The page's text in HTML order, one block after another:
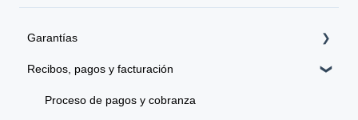
Garantías
Tipos de garantías y políticas de garantías
Información sobre las unidades
Recibos, pagos y facturación
Proceso de pagos y cobranza